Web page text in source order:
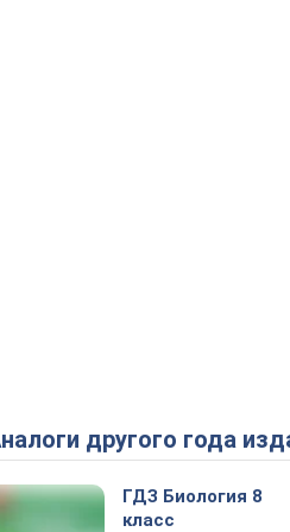
Аналоги другого года
ГДЗ Биология 8
класс